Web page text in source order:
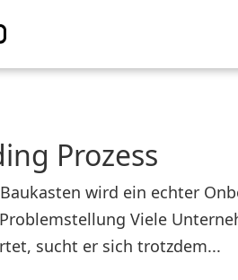
Prozess
wird ein echter
Viele
sucht er sich trotzdem...